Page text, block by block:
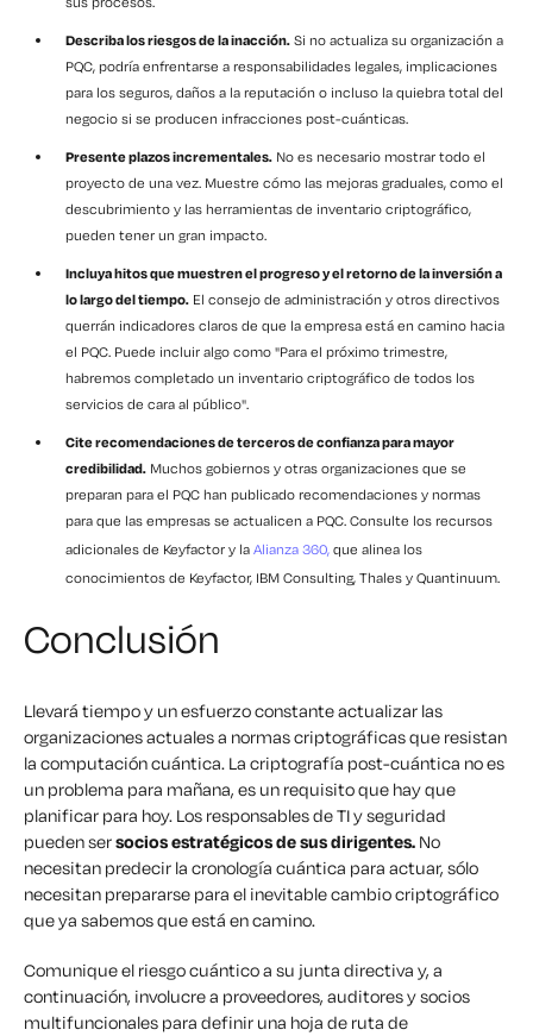
Describa los riesgos de la inacción. Si no actualiza su organización a
PQC, podría enfrentarse a responsabilidades legales, implicaciones
para los seguros, daños a la reputación o incluso la quiebra total del
negocio si se producen infracciones post-cuánticas.
Presente plazos incrementales. No es necesario mostrar todo el
proyecto de una vez. Muestre cómo las mejoras graduales, como el
descubrimiento y las herramientas de inventario criptográfico,
pueden tener un gran impacto.
Incluya hitos que muestren el progreso y el retorno de la inversión a
lo largo del tiempo. El consejo de administración y otros directivos
querrán indicadores claros de que la empresa está en camino hacia
el PQC. Puede incluir algo como "Para el próximo trimestre,
habremos completado un inventario criptográfico de todos los
servicios de cara al público".
Cite recomendaciones de terceros de confianza para mayor
credibilidad. Muchos gobiernos y otras organizaciones que se
preparan para el PQC han publicado recomendaciones y normas
para que las empresas se actualicen a PQC. Consulte los recursos
adicionales de Keyfactor y la Alianza 360, que alinea los
conocimientos de Keyfactor, IBM Consulting, Thales y Quantinuum.
Conclusión
Llevará tiempo y un esfuerzo constante actualizar las
organizaciones actuales a normas criptográficas que resistan
la computación cuántica. La criptografía post-cuántica no es
un problema para mañana, es un requisito que hay que
planificar para hoy. Los responsables de TI y seguridad
pueden sersocios estratégicos de sus dirigentes. No
necesitan predecir la cronología cuántica para actuar, sólo
necesitan prepararse para el inevitable cambio criptográfico
que ya sabemos que está en camino.
Comunique el riesgo cuántico a su junta directiva y, a
continuación, involucre a proveedores, auditores y socios
multifuncionales para definir una hoja de ruta de